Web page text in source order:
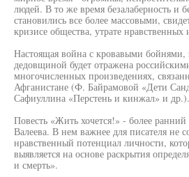
людей. В то же время безалаберность и
становились все более массовыми,
кризисе общества, утрате
Настоящая война с кровавыми
дедовщиной будет отражена
многочисленных произведениях,
Афганистане (Ф. Байрамовой «Дети
Сафиуллина «Перстень и кинжал» и др.).
Повесть «Жить хочется!» - более
Валеева. В нем важнее для писателя не
нравственный потенциал личности,
выявляется на основе раскрытия
и смерть».